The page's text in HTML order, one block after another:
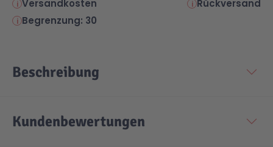
Versandkosten
Rückversand
Begrenzung: 30
Beschreibung
Kundenbewertungen